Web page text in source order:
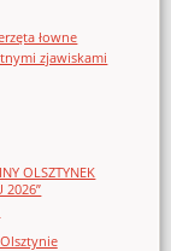
łowne
zjawiskami
OLSZTYNEK
2026”